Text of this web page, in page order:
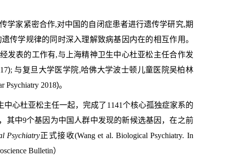
学家紧密合作,对中国的自闭症患者进行遗传学研究,期
传学规律的同时深入理解致病基因内在的相互作用。
发表的工作有,与上海精神卫生中心杜亚松主任合作发
); 与复旦大学医学院,哈佛大学波士顿儿童医院吴柏林
Psychiatry 2018)。
中心杜亚松主任一起，完成了 1141个核心孤独症家系的
其中9个基因为中国人群中发现的新候选基因，在之前
Psychiatry正式接收(Wanget al. Biological Psychiatry. In
Bulletin）